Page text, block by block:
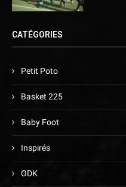
CATÉGORIES
Petit Poto
Basket 225
Baby Foot
Inspirés
ODK